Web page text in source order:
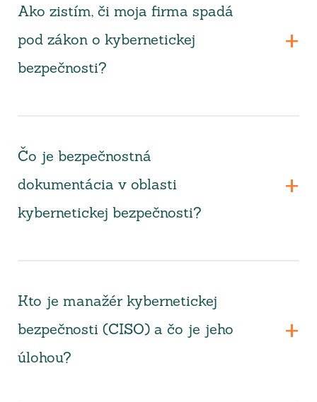
Ako zistím, či moja firma spadá
pod zákon o kybernetickej
bezpečnosti?
Čo je bezpečnostná
dokumentácia v oblasti
kybernetickej bezpečnosti?
Kto je manažér kybernetickej
bezpečnosti (CISO) a čo je jeho
úlohou?